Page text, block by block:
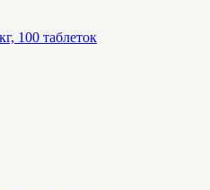
100 таблеток